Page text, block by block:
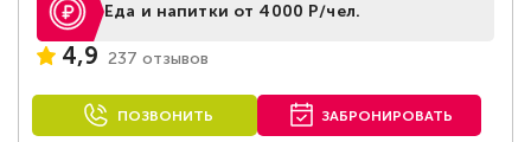
Еда и напитки от 4000 Р/чел.
4,9 237 отзывов
ПОЗВОНИТЬ ЗАБРОНИРОВАТЬ